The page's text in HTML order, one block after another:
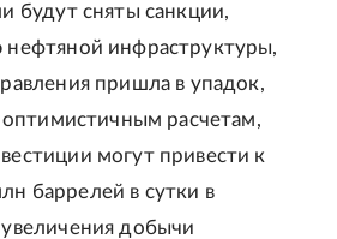
будут сняты санкции,
нефтяной инфраструктуры,
пришла в упадок,
расчетам,
могут привести к
баррелей в сутки в
добычи